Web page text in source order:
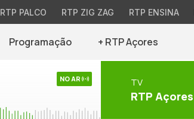
RTP PALCO RTP ZIG ZAG RTP ENSINA
Programação + RTP Açores
NO AR TV
RTP Açores